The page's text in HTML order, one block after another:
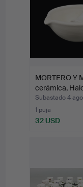
MORTERO Y
cerámica,
si…
Subastado 4
1 puja
32 USD